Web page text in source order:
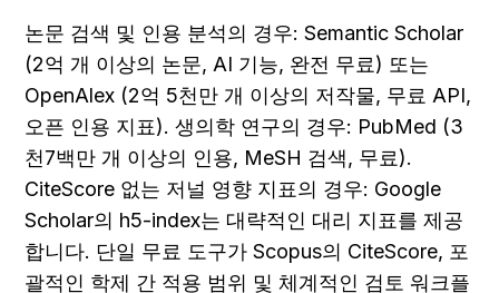
논문 검색 및 인용 분석의 경우: Semantic Scholar
(2억 개 이상의 논문, AI 기능, 완전 무료) 또는
OpenAlex (2억 5천만 개 이상의 저작물, 무료 API,
오픈 인용 지표). 생의학 연구의 경우: PubMed (3
천7백만 개 이상의 인용, MeSH 검색, 무료).
CiteScore 없는 저널 영향 지표의 경우: Google
Scholar의 h5-index는 대략적인 대리 지표를 제공
합니다. 단일 무료 도구가 Scopus의 CiteScore, 포
괄적인 학제 간 적용 범위 및 체계적인 검토 워크플